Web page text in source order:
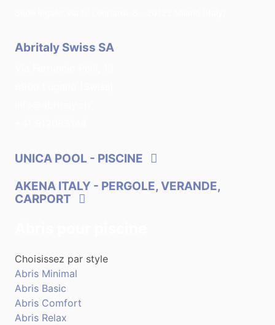
Abritaly Swiss SA
UNICA POOL - PISCINE
AKENA ITALY - PERGOLE, VERANDE,
CARPORT
Choisissez par style
Abris Minimal
Abris Basic
Abris Comfort
Abris Relax